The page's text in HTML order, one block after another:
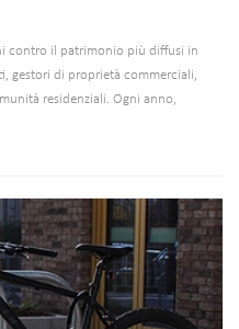
contro il patrimonio più diffusi in
gestori di proprietà commerciali,
residenziali. Ogni anno,
e parti sciolte esposte, che
smontare le rastrelliere in pochi